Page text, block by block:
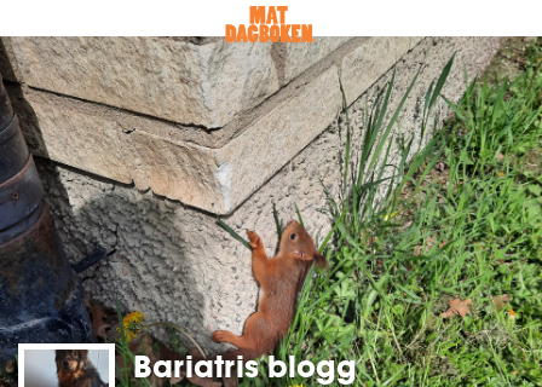
Bariatris blogg